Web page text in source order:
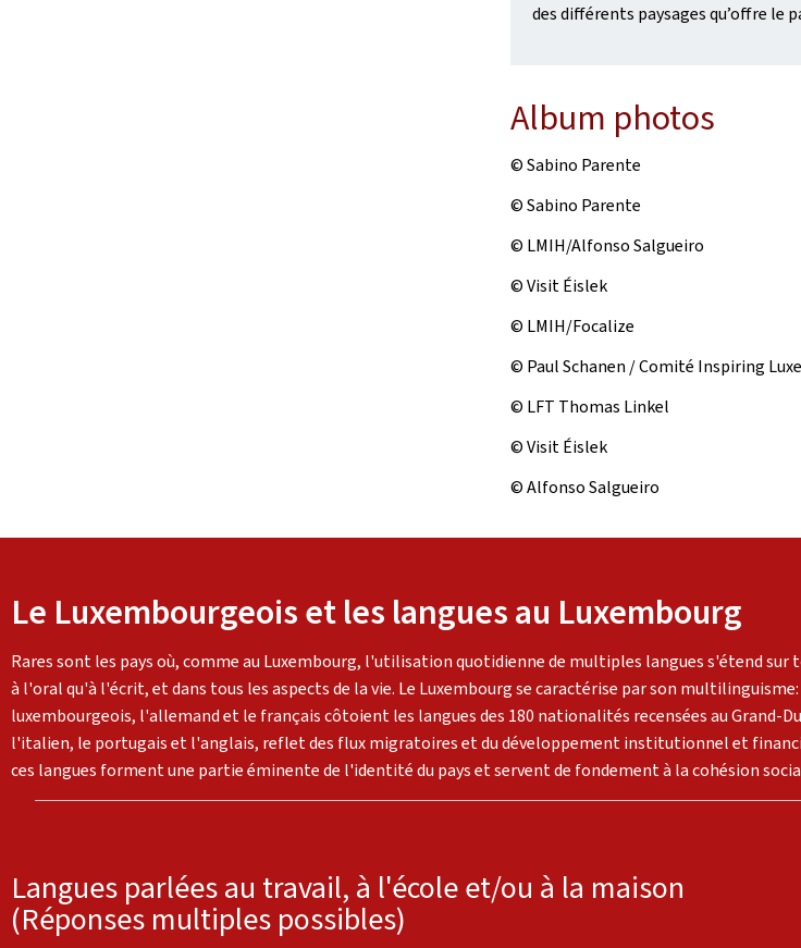
des différents paysages qu’offre le
Album photos
© Sabino Parente
© Sabino Parente
© LMIH/Alfonso Salgueiro
© Visit Éislek
© LMIH/Focalize
© Paul Schanen / Comité Inspiring
© LFT Thomas Linkel
© Visit Éislek
© Alfonso Salgueiro
Le Luxembourgeois et les langues au Luxembourg
Rares sont les pays où, comme au Luxembourg, l'utilisation quotidienne de multiples langues s'étend
à l'oral qu'à l'écrit, et dans tous les aspects de la vie. Le Luxembourg se caractérise par son
luxembourgeois, l'allemand et le français côtoient les langues des 180 nationalités recensées au Grand-
l'italien, le portugais et l'anglais, reflet des flux migratoires et du développement institutionnel et
ces langues forment une partie éminente de l'identité du pays et servent de fondement à la cohésion
Langues parlées au travail, à l'école et/ou à la maison
(Réponses multiples possibles)